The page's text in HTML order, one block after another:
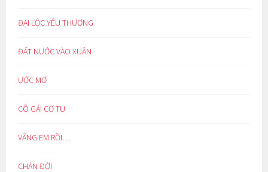
ĐẠI LỘC YÊU THƯƠNG
ĐẤT NƯỚC VÀO XUÂN
ƯỚC MƠ
CÔ GÁI CƠ TU
VẮNG EM RỒI…
CHÁN ĐỜI